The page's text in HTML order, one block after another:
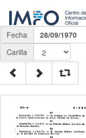
Fecha
28/09/1970
Carilla